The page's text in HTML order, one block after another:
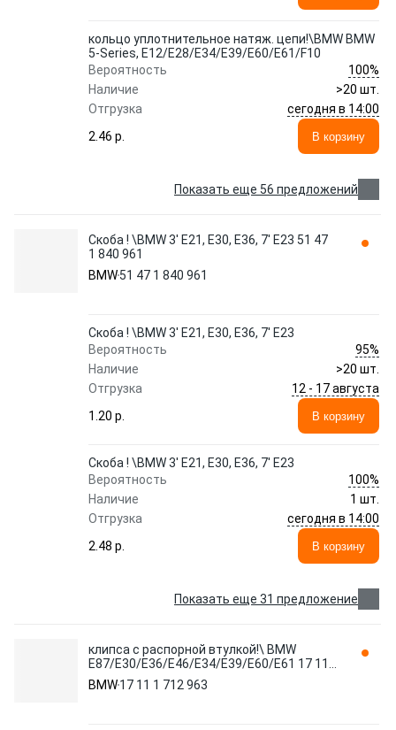
кольцо уплотнительное натяж. цепи!\BMW BMW
5-Series, E12/E28/E34/E39/E60/E61/F10
Вероятность
100%
Наличие
>20 шт.
Отгрузка
сегодня в 14:00
2.46 p.
В корзину
Показать еще 56 предложений
Скоба ! \BMW 3' E21, E30, E36, 7' E23 51 47
1 840 961
BMW51 47 1 840 961
Скоба ! \BMW 3' E21, E30, E36, 7' E23
Вероятность
95%
Наличие
>20 шт.
Отгрузка
12 - 17 августа
1.20 p.
В корзину
Скоба ! \BMW 3' E21, E30, E36, 7' E23
Вероятность
100%
Наличие
1 шт.
Отгрузка
сегодня в 14:00
2.48 p.
В корзину
Показать еще 31 предложение
клипса с распорной втулкой!\ BMW
E87/E30/E36/E46/E34/E39/E60/E61 17 11
1 712 963
BMW17 11 1 712 963